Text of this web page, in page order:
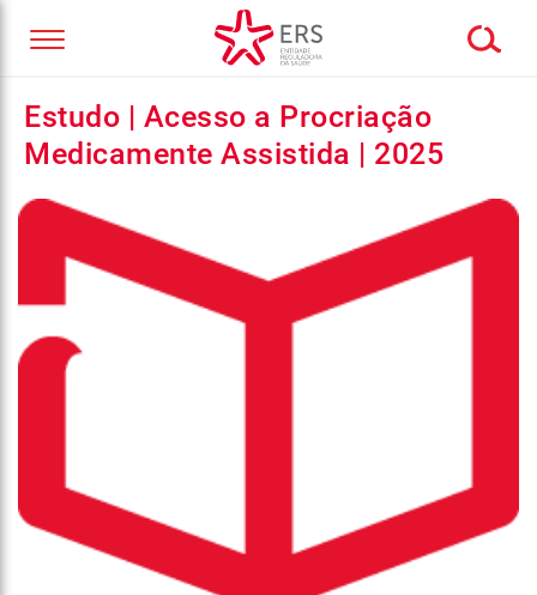
Estudo | Acesso a Procriação
Medicamente Assistida | 2025